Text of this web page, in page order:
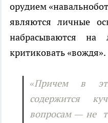
орудием
являются личные
набрасываются на
критиковать «вождя».
«Причем в
содержится
вопросам — не